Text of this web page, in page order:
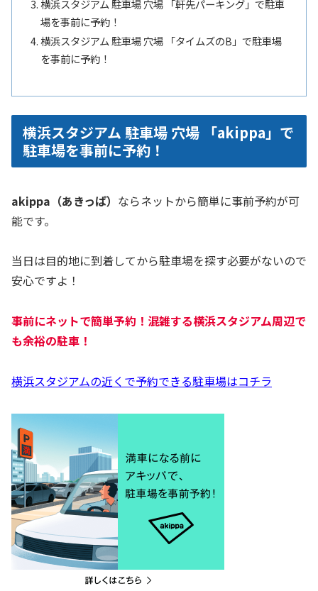
横浜スタジアム 駐車場 穴場 「軒先パーキング」で駐車
場を事前に予約！
横浜スタジアム 駐車場 穴場 「タイムズのB」で駐車場
を事前に予約！
横浜スタジアム 駐車場 穴場 「akippa」で
駐車場を事前に予約！
akippa（あきっぱ） ならネットから簡単に事前予約が可
能です。
当日は目的地に到着してから駐車場を探す必要がないので
安心ですよ！
事前にネットで簡単予約！混雑する横浜スタジアム周辺で
も余裕の駐車！
横浜スタジアムの近くで予約できる駐車場はコチラ